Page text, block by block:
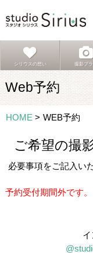
シリウスの想い 撮影プ
Web予約
HOME > WEB予約
ご希望の撮
必要事項をご記入い
予約受付期間外です。